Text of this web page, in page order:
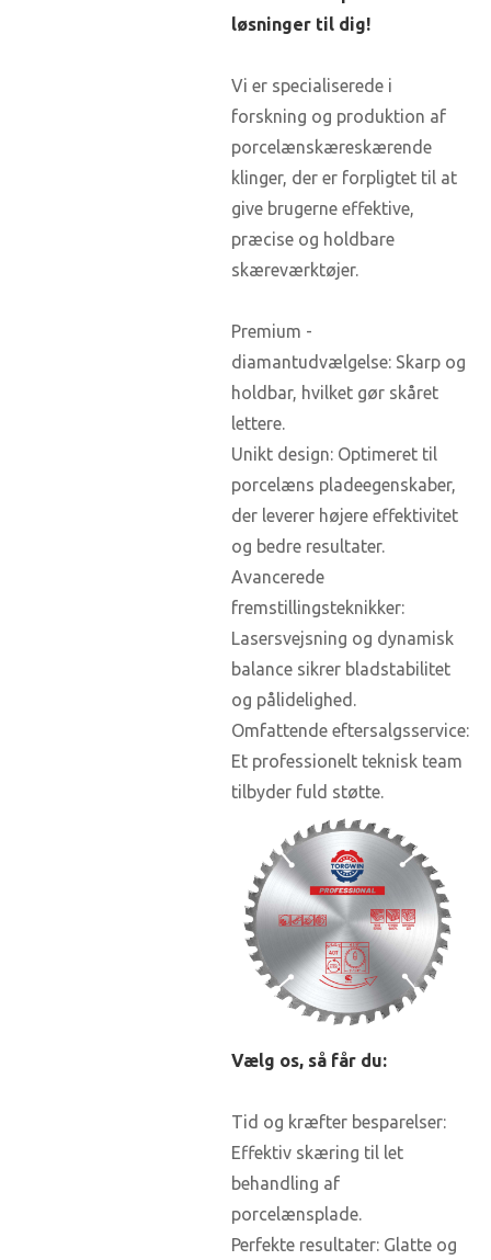
løsninger til dig!
Vi er specialiserede i
forskning og produktion af
porcelænskæreskærende
klinger, der er forpligtet til at
give brugerne effektive,
præcise og holdbare
skæreværktøjer.
Premium -
diamantudvælgelse: Skarp og
holdbar, hvilket gør skåret
lettere.
Unikt design: Optimeret til
porcelæns pladeegenskaber,
der leverer højere effektivitet
og bedre resultater.
Avancerede
fremstillingsteknikker:
Lasersvejsning og dynamisk
balance sikrer bladstabilitet
og pålidelighed.
Omfattende eftersalgsservice:
Et professionelt teknisk team
tilbyder fuld støtte.
Vælg os, så får du:
Tid og kræfter besparelser:
Effektiv skæring til let
behandling af
porcelænsplade.
Perfekte resultater: Glatte og